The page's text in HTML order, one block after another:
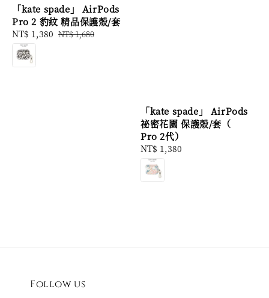
「kate spade」 AirPods
Pro 2 豹紋 精品保護殼/套
Sale
price
NT$ 1,380 Regular
NT$ 1,680
「kate spade」 AirPods
祕密花園 保護殼/套（
Pro 2代）
Regular
price
NT$ 1,380
Follow us